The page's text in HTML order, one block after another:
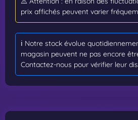
prix affichés peuvent varier
ℹ️ Notre stock évolue
magasin peuvent ne pas encore
Contactez-nous pour vérifier leur